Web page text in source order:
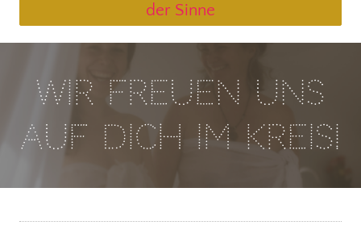
der Sinne
Wir freuen uns
auf Dich im Kreis!